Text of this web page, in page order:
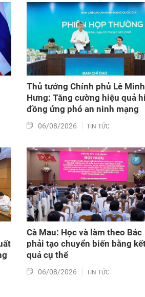
Thủ tướng Chính phủ Lê Minh
Hưng: Tăng cường hiệu quả
đồng ứng phó an ninh mạng
06/08/2026 TIN TỨC
Cà Mau: Học và làm theo Bác
phải tạo chuyển biến bằng
quả cụ thể
06/08/2026 TIN TỨC